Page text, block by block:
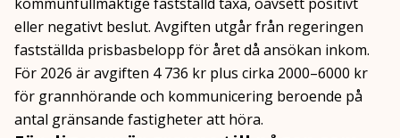
eller negativt beslut. Avgiften utgår från regeringen
fastställda prisbasbelopp för året då ansökan inkom.
För 2026 är avgiften 4 736 kr plus cirka 2000–6000 kr
för grannhörande och kommunicering beroende på
antal gränsande fastigheter att höra.